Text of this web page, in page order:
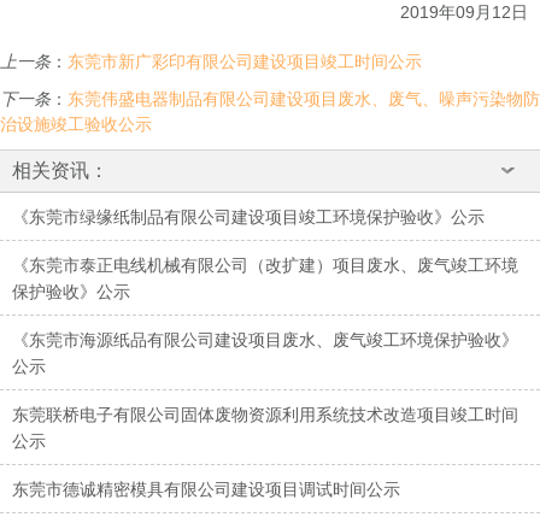
2019年09 月 12日
上一条： 东莞市新广彩印有限公司建设项目竣工时间公示
下一条： 东莞伟盛电器制品有限公司建设项目废水、废气、噪声污染物防
治设施竣工验收公示
相关资讯：
《东莞市绿缘纸制品有限公司建设项目竣工环境保护验收》公示
《东莞市泰正电线机械有限公司（改扩建）项目废水、废气竣工环境
保护验收》公示
《东莞市海源纸品有限公司建设项目废水、废气竣工环境保护验收》
公示
东莞联桥电子有限公司固体废物资源利用系统技术改造项目竣工时间
公示
东莞市德诚精密模具有限公司建设项目调试时间公示